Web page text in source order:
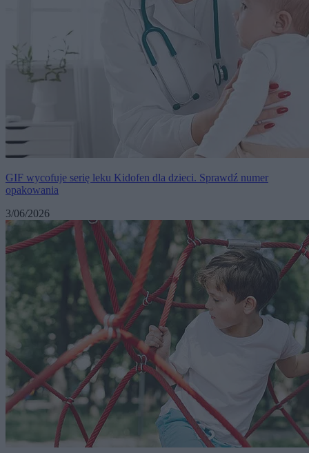
GIF wycofuje serię leku Kidofen dla dzieci. Sprawdź numer
opakowania
3/06/2026